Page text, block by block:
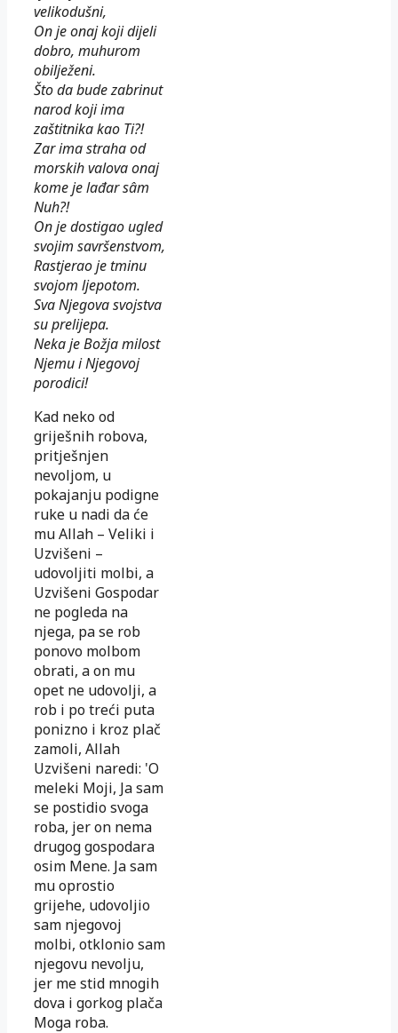
velikodušni,
On je onaj koji dijeli
dobro, muhurom
obilježeni.
Što da bude zabrinut
narod koji ima
zaštitnika kao Ti?!
Zar ima straha od
morskih valova onaj
kome je lađar sâm
Nuh?!
On je dostigao ugled
svojim savršenstvom,
Rastjerao je tminu
svojom ljepotom.
Sva Njegova svojstva
su prelijepa.
Neka je Božja milost
Njemu i Njegovoj
porodici!
Kad neko od
griješnih robova,
pritješnjen
nevoljom, u
pokajanju podigne
ruke u nadi da će
mu Allah – Veliki i
Uzvišeni –
udovoljiti molbi, a
Uzvišeni Gospodar
ne pogleda na
njega, pa se rob
ponovo molbom
obrati, a on mu
opet ne udovolji, a
rob i po treći puta
ponizno i kroz plač
zamoli, Allah
Uzvišeni naredi: 'O
meleki Moji, Ja sam
se postidio svoga
roba, jer on nema
drugog gospodara
osim Mene. Ja sam
mu oprostio
grijehe, udovoljio
sam njegovoj
molbi, otklonio sam
njegovu nevolju,
jer me stid mnogih
dova i gorkog plača
Moga roba.